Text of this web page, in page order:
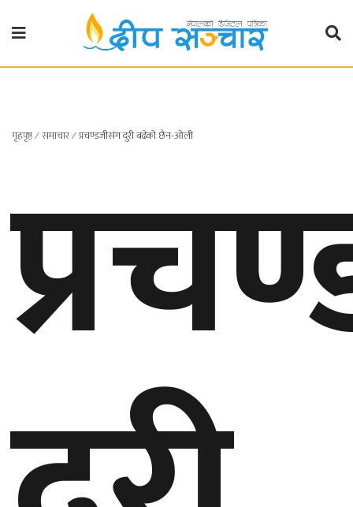
गृहपृष्ठ
प्रदेश
१
बाग्मती
प्रदेश
५
कर्णाली
प्रदेश
गृहपृष्ठ∕समाचार∕प्रचण्डजीसंग दुरी बढेको छैन-ओली